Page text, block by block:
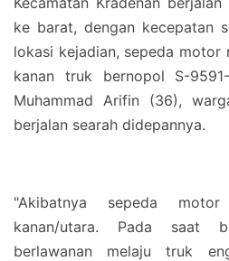
ke barat, dengan kecepatan
lokasi kejadian, sepeda motor
kanan truk bernopol S-
Muhammad Arifin (36),
berjalan searah didepannya.
"Akibatnya sepeda
kanan/utara. Pada saat
berlawanan melaju truk